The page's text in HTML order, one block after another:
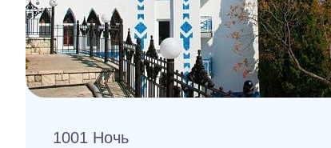
1001 Ночь